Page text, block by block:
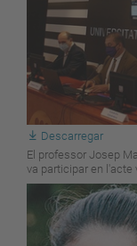
Descarregar
El professor Josep
va participar en l'acte